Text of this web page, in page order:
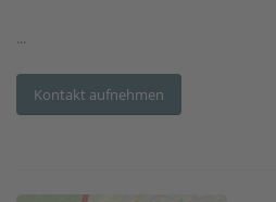
...
Kontakt aufnehmen